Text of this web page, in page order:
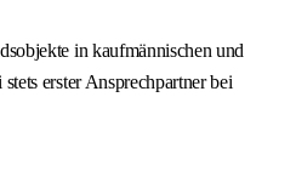
in kaufmännischen und
erster Ansprechpartner bei